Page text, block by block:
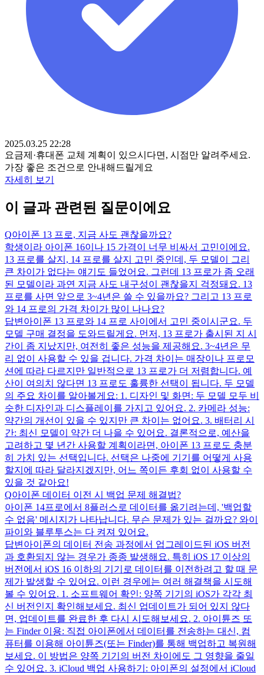
2025.03.25 22:28
요금제·휴대폰 교체 계획이 있으시다면, 시점만 알려주세요.
가장 좋은 조건으로 안내해드릴게요
자세히 보기
이 글과 관련된 질문이에요
Q아이폰 13 프로, 지금 사도 괜찮을까요?
학생이라 아이폰 16이나 15 가격이 너무 비싸서 고민이에요.
13 프로를 살지, 14 프로를 살지 고민 중인데, 두 모델이 그리
큰 차이가 없다는 얘기도 들었어요. 그런데 13 프로가 좀 오래
된 모델이라 과연 지금 사도 내구성이 괜찮을지 걱정돼요. 13
프로를 사면 앞으로 3~4년은 쓸 수 있을까요? 그리고 13 프로
와 14 프로의 가격 차이가 많이 나나요?
답변 아이폰 13 프로와 14 프로 사이에서 고민 중이시군요. 두
모델 구매 결정을 도와드릴게요. 먼저, 13 프로가 출시된 지 시
간이 좀 지났지만, 여전히 좋은 성능을 제공해요. 3~4년은 무
리 없이 사용할 수 있을 겁니다. 가격 차이는 매장이나 프로모
션에 따라 다르지만 일반적으로 13 프로가 더 저렴합니다. 예
산이 여의치 않다면 13 프로도 훌륭한 선택이 됩니다. 두 모델
의 주요 차이를 알아볼게요: 1. 디자인 및 화면: 두 모델 모두 비
슷한 디자인과 디스플레이를 가지고 있어요. 2. 카메라 성능:
약간의 개선이 있을 수 있지만 큰 차이는 없어요. 3. 배터리 시
간: 최신 모델이 약간 더 나을 수 있어요. 결론적으로, 예산을
고려하고 몇 년간 사용할 계획이라면, 아이폰 13 프로도 충분
히 가치 있는 선택입니다. 선택은 나중에 기기를 어떻게 사용
할지에 따라 달라지겠지만, 어느 쪽이든 후회 없이 사용할 수
있을 것 같아요!
Q아이폰 데이터 이전 시 백업 문제 해결법?
아이폰 14프로에서 8플러스로 데이터를 옮기려는데, '백업할
수 없음' 메시지가 나타납니다. 무슨 문제가 있는 걸까요? 와이
파이와 블루투스는 다 켜져 있어요.
답변 아이폰의 데이터 전송 과정에서 업그레이드된 iOS 버전
과 호환되지 않는 경우가 종종 발생해요. 특히 iOS 17 이상의
버전에서 iOS 16 이하의 기기로 데이터를 이전하려고 할 때 문
제가 발생할 수 있어요. 이런 경우에는 여러 해결책을 시도해
볼 수 있어요. 1. 소프트웨어 확인: 양쪽 기기의 iOS가 각각 최
신 버전인지 확인해보세요. 최신 업데이트가 되어 있지 않다
면, 업데이트를 완료한 후 다시 시도해보세요. 2. 아이튠즈 또
는 Finder 이용: 직접 아이폰에서 데이터를 전송하는 대신, 컴
퓨터를 이용해 아이튠즈(또는 Finder)를 통해 백업하고 복원해
보세요. 이 방법은 양쪽 기기의 버전 차이에도 그 영향을 줄일
수 있어요. 3. iCloud 백업 사용하기: 아이폰의 설정에서 iCloud